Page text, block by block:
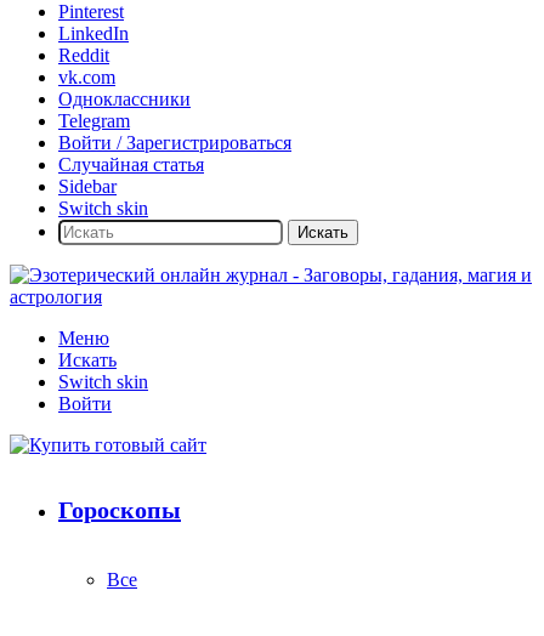
Pinterest
LinkedIn
Reddit
vk.com
Одноклассники
Telegram
Войти / Зарегистрироваться
Случайная статья
Sidebar
Switch skin
Искать
Меню
Искать
Switch skin
Войти
Гороскопы
Все